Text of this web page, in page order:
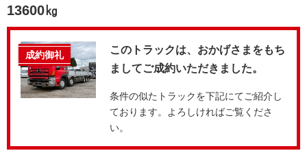
13600㎏
成約御礼
このトラックは、おかげさまをもち
ましてご成約いただきました。
条件の似たトラックを下記にてご紹介し
ております。よろしければご覧くださ
い。